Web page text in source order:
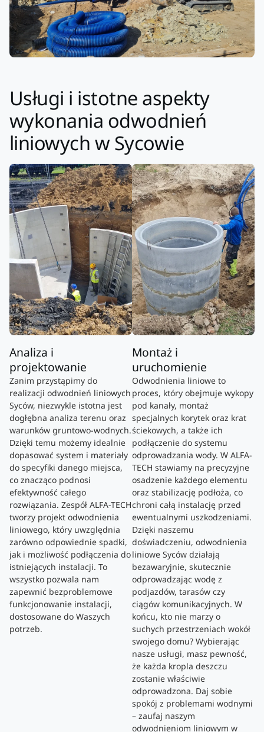
Usługi i istotne aspekty
wykonania odwodnień
liniowych w Sycowie
Analiza i
projektowanie
Zanim przystąpimy do
realizacji odwodnień liniowych
Syców, niezwykle istotna jest
dogłębna analiza terenu oraz
warunków gruntowo-wodnych.
Dzięki temu możemy idealnie
dopasować system i materiały
do specyfiki danego miejsca,
co znacząco podnosi
efektywność całego
rozwiązania. Zespół ALFA-TECH
tworzy projekt odwodnienia
liniowego, który uwzględnia
zarówno odpowiednie spadki,
jak i możliwość podłączenia do
istniejących instalacji. To
wszystko pozwala nam
zapewnić bezproblemowe
funkcjonowanie instalacji,
dostosowane do Waszych
potrzeb.
Montaż i
uruchomienie
Odwodnienia liniowe to
proces, który obejmuje wykopy
pod kanały, montaż
specjalnych korytek oraz krat
ściekowych, a także ich
podłączenie do systemu
odprowadzania wody. W ALFA-
TECH stawiamy na precyzyjne
osadzenie każdego elementu
oraz stabilizację podłoża, co
chroni całą instalację przed
ewentualnymi uszkodzeniami.
Dzięki naszemu
doświadczeniu, odwodnienia
liniowe Syców działają
bezawaryjnie, skutecznie
odprowadzając wodę z
podjazdów, tarasów czy
ciągów komunikacyjnych. W
końcu, kto nie marzy o
suchych przestrzeniach wokół
swojego domu? Wybierając
nasze usługi, masz pewność,
że każda kropla deszczu
zostanie właściwie
odprowadzona. Daj sobie
spokój z problemami wodnymi
– zaufaj naszym
odwodnieniom liniowym w